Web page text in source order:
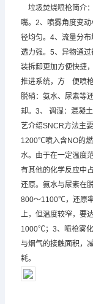
垃圾焚烧喷枪简介
嘴。2、喷雾角度变
径均匀。4、流量分
透力强。5、异物通
装拆卸更加方便快捷
推进系统，方 便喷枪
脱硝：氨水、尿素等
却。3、 调湿：混凝
艺介绍SNCR方法主
1200℃喷入含NO的
水。由于在一定温度
有其他的化学反应中
还原。氨水与尿素在
800～1100℃，还原
上，但温度较窄，要
1000℃；3、喷枪雾
与烟气的接触面积，
耗。